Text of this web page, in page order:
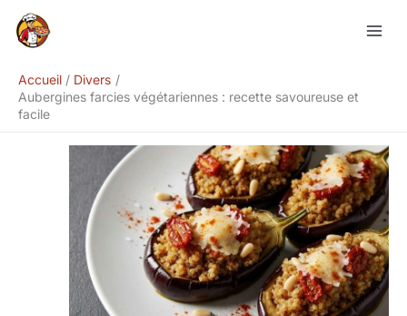
Accueil
Divers
Aubergines farcies végétariennes : recette savoureuse et
facile
Rechercher